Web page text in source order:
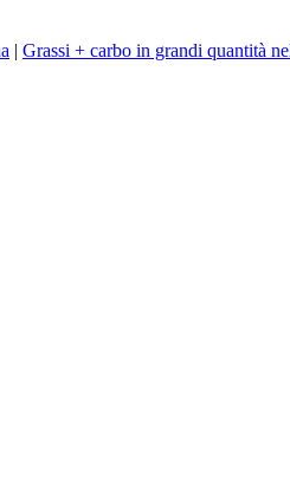
| Grassi + carbo in grandi quantità